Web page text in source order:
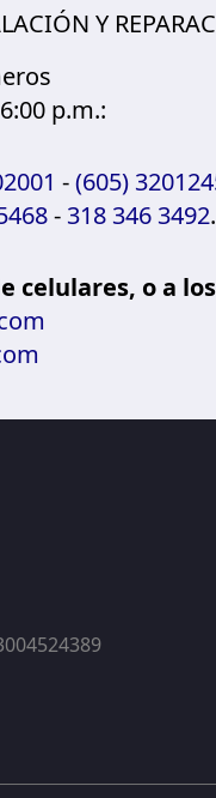
Y
p.m.:
-(605)
- 318 346 3492.
celulares, o a